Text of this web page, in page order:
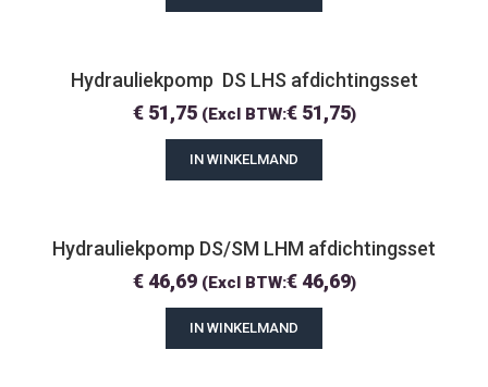
Hydrauliekpomp  DS LHS afdichtingsset
€51,75 (Excl BTW:€51,75)
IN WINKELMAND
Hydrauliekpomp DS/SM LHM afdichtingsset
€46,69 (Excl BTW:€46,69)
IN WINKELMAND